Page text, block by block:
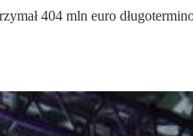
404 mln euro